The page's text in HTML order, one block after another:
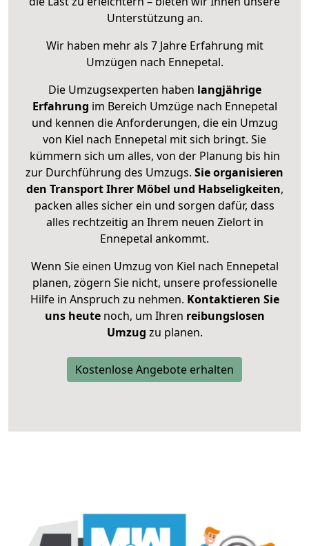
Unterstützung an.
Wir haben mehr als 7 Jahre Erfahrung mit
Umzügen nach Ennepetal.
Die Umzugsexperten haben langjährige
Erfahrung im Bereich Umzüge nach Ennepetal
und kennen die Anforderungen, die ein Umzug
von Kiel nach Ennepetal mit sich bringt. Sie
kümmern sich um alles, von der Planung bis hin
zur Durchführung des Umzugs. Sie organisieren
den Transport Ihrer Möbel und Habseligkeiten,
packen alles sicher ein und sorgen dafür, dass
alles rechtzeitig an Ihrem neuen Zielort in
Ennepetal ankommt.
Wenn Sie einen Umzug von Kiel nach Ennepetal
planen, zögern Sie nicht, unsere professionelle
Hilfe in Anspruch zu nehmen. Kontaktieren Sie
uns heutenoch, um Ihren reibungslosen
Umzug zu planen.
Kostenlose Angebote erhalten